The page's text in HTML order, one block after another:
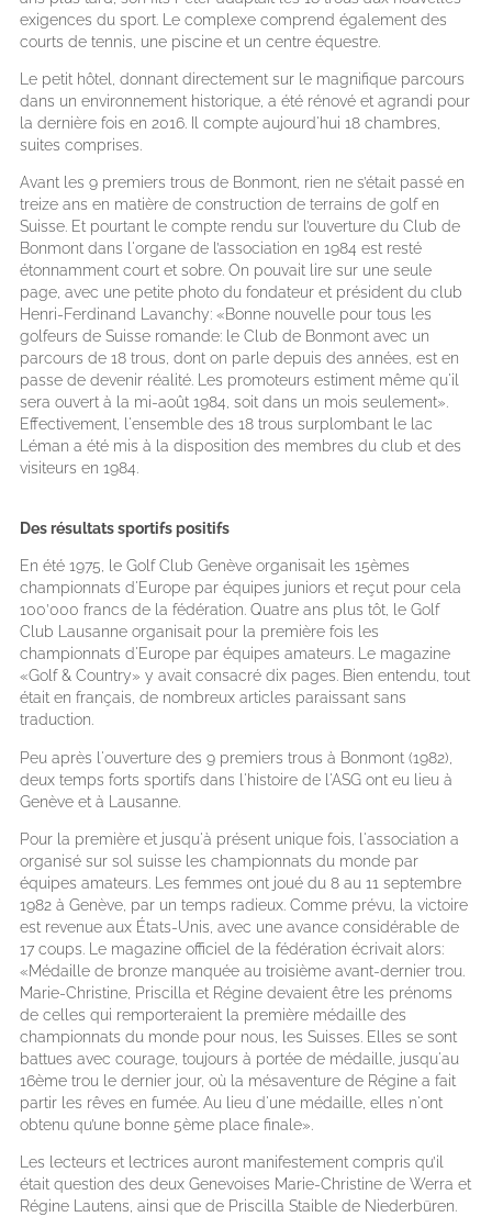
exigences du sport. Le complexe comprend également des
courts de tennis, une piscine et un centre équestre.
Le petit hôtel, donnant directement sur le magnifique parcours
dans un environnement historique, a été rénové et agrandi pour
la dernière fois en 2016. Il compte aujourd'hui 18 chambres,
suites comprises.
Avant les 9 premiers trous de Bonmont, rien ne s’était passé en
treize ans en matière de construction de terrains de golf en
Suisse. Et pourtant le compte rendu sur l’ouverture du Club de
Bonmont dans l'organe de l’association en 1984 est resté
étonnamment court et sobre. On pouvait lire sur une seule
page, avec une petite photo du fondateur et président du club
Henri-Ferdinand Lavanchy: «Bonne nouvelle pour tous les
golfeurs de Suisse romande: le Club de Bonmont avec un
parcours de 18 trous, dont on parle depuis des années, est en
passe de devenir réalité. Les promoteurs estiment même qu'il
sera ouvert à la mi-août 1984, soit dans un mois seulement».
Effectivement, l'ensemble des 18 trous surplombant le lac
Léman a été mis à la disposition des membres du club et des
visiteurs en 1984.
Des résultats sportifs positifs
En été 1975, le Golf Club Genève organisait les 15èmes
championnats d'Europe par équipes juniors et reçut pour cela
100’000 francs de la fédération. Quatre ans plus tôt, le Golf
Club Lausanne organisait pour la première fois les
championnats d'Europe par équipes amateurs. Le magazine
«Golf & Country» y avait consacré dix pages. Bien entendu, tout
était en français, de nombreux articles paraissant sans
traduction.
Peu après l'ouverture des 9 premiers trous à Bonmont (1982),
deux temps forts sportifs dans l'histoire de l'ASG ont eu lieu à
Genève et à Lausanne.
Pour la première et jusqu'à présent unique fois, l'association a
organisé sur sol suisse les championnats du monde par
équipes amateurs. Les femmes ont joué du 8 au 11 septembre
1982 à Genève, par un temps radieux. Comme prévu, la victoire
est revenue aux États-Unis, avec une avance considérable de
17 coups. Le magazine officiel de la fédération écrivait alors:
«Médaille de bronze manquée au troisième avant-dernier trou.
Marie-Christine, Priscilla et Régine devaient être les prénoms
de celles qui remporteraient la première médaille des
championnats du monde pour nous, les Suisses. Elles se sont
battues avec courage, toujours à portée de médaille, jusqu'au
16ème trou le dernier jour, où la mésaventure de Régine a fait
partir les rêves en fumée. Au lieu d'une médaille, elles n'ont
obtenu qu’une bonne 5ème place finale».
Les lecteurs et lectrices auront manifestement compris qu’il
était question des deux Genevoises Marie-Christine de Werra et
Régine Lautens, ainsi que de Priscilla Staible de Niederbüren.